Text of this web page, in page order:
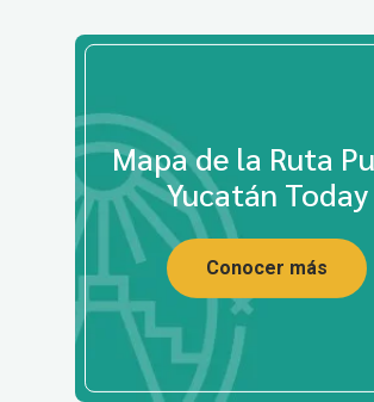
Mapa de la Ruta
Yucatán Today
Conocer más